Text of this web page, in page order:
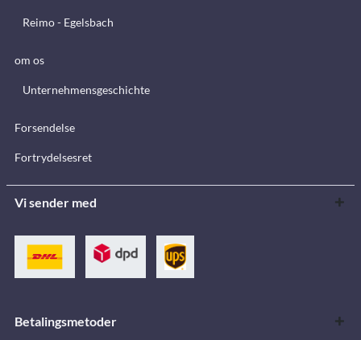
Reimo - Egelsbach
om os
Unternehmensgeschichte
Forsendelse
Fortrydelsesret
Vi sender med
Betalingsmetoder